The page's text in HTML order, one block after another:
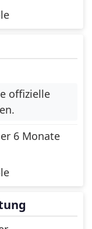
Maarten
Ossetia
and Jan
offizielle
6 Monate